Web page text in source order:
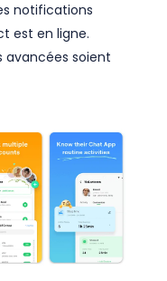
notifications
est en ligne.
avancées soient